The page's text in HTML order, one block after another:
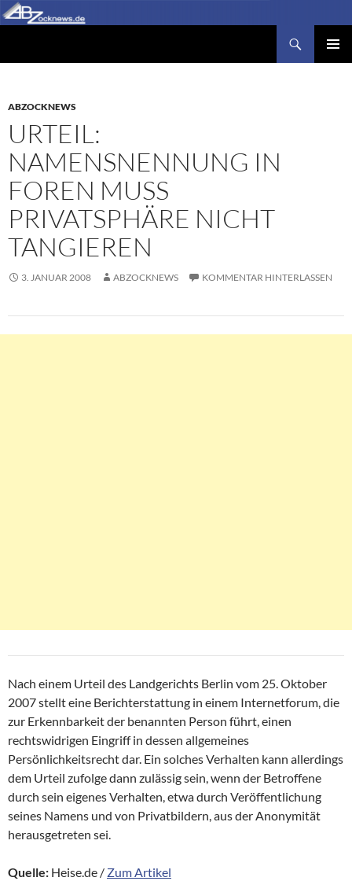
Zum
Inhalt
ABZOCKNEWS
URTEIL:
NAMENSNENNUNG IN
FOREN MUSS
PRIVATSPHÄRE NICHT
TANGIEREN
3. JANUAR 2008 ABZOCKNEWS KOMMENTAR HINTERLASSEN
Nach einem Urteil des Landgerichts Berlin vom 25. Oktober
2007 stellt eine Berichterstattung in einem Internetforum, die
zur Erkennbarkeit der benannten Person führt, einen
rechtswidrigen Eingriff in dessen allgemeines
Persönlichkeitsrecht dar. Ein solches Verhalten kann allerdings
dem Urteil zufolge dann zulässig sein, wenn der Betroffene
durch sein eigenes Verhalten, etwa durch Veröffentlichung
seines Namens und von Privatbildern, aus der Anonymität
herausgetreten sei.
Quelle: Heise.de / Zum Artikel